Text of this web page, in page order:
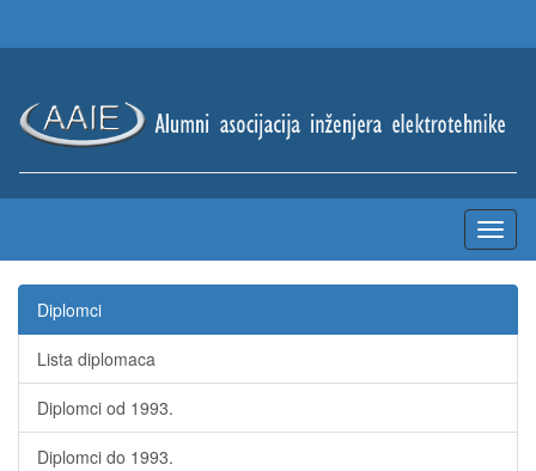
Diplomci
Lista diplomaca
Diplomci od 1993.
Diplomci do 1993.